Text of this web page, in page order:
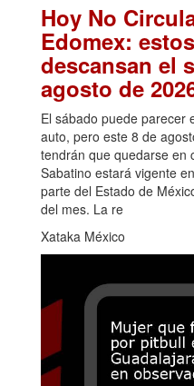
Hoy No
Edomex:
descansan el
agosto de
El sábado puede parecer
auto, pero este 8 de
tendrán que quedarse en
Sabatino estará vigente
parte del Estado de
del mes. La re
Xataka México